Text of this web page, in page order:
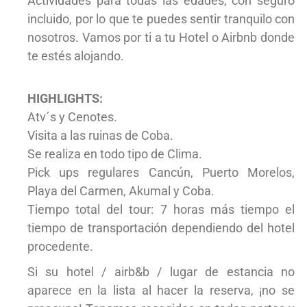
incluido, por lo que te puedes sentir tranquilo con
nosotros. Vamos por ti a tu Hotel o Airbnb donde
te estés alojando.
HIGHLIGHTS:
Atv´s y Cenotes.
Visita a las ruinas de Coba.
Se realiza en todo tipo de Clima.
Pick ups regulares Cancún, Puerto Morelos,
Playa del Carmen, Akumal y Coba.
Tiempo total del tour: 7 horas más tiempo el
tiempo de transportación dependiendo del hotel
procedente.
Si su hotel / airb&b / lugar de estancia no
aparece en la lista al hacer la reserva, ¡no se